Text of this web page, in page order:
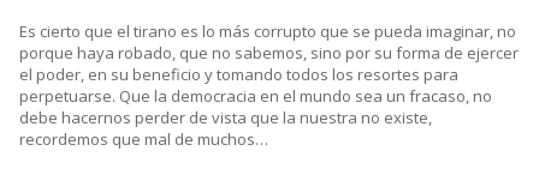
Es cierto que el tirano es lo más corrupto que se pueda imaginar, no
porque haya robado, que no sabemos, sino por su forma de ejercer
el poder, en su beneficio y tomando todos los resortes para
perpetuarse. Que la democracia en el mundo sea un fracaso, no
debe hacernos perder de vista que la nuestra no existe,
recordemos que mal de muchos…